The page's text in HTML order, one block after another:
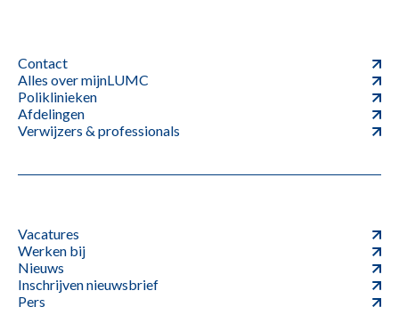
Contact
Alles over mijnLUMC
Poliklinieken
Afdelingen
Verwijzers & professionals
Vacatures
Werken bij
Nieuws
Inschrijven nieuwsbrief
Pers